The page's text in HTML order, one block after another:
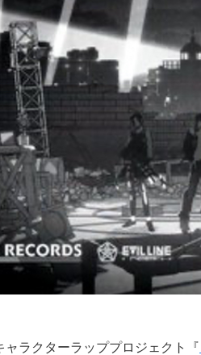
ャラクターラッププロジェクト『